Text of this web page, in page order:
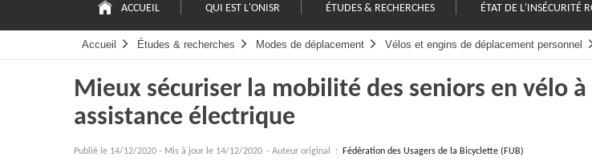
principale
ACCUEIL QUI EST L'ONISR ÉTUDES & RECHERCHES ÉTAT DE L'INSÉCURITÉ
Accueil Études & recherches Modes de déplacement Vélos et engins de déplacement personnel
Mieux sécuriser la mobilité des seniors en vélo à
assistance électrique
Publié le 14/12/2020 - Mis à jour le 14/12/2020 - Auteur original : Fédération des Usagers de la Bicyclette (FUB)